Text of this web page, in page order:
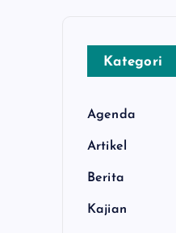
Kategori
Agenda
Artikel
Berita
Kajian